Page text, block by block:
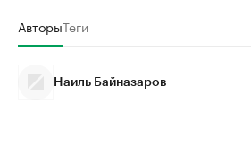
АвторыТеги
Наиль Байназаров